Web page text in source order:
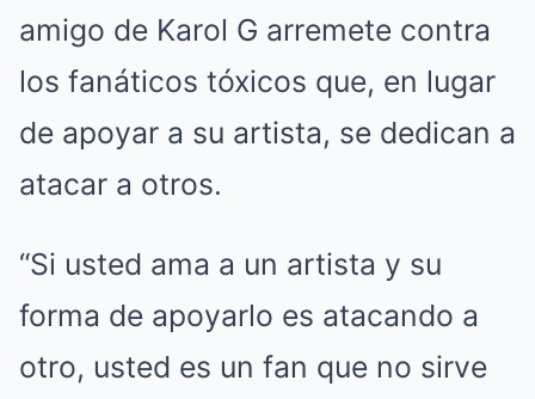
amigo de Karol G arremete contra
los fanáticos tóxicos que, en lugar
de apoyar a su artista, se dedican a
atacar a otros.
“Si usted ama a un artista y su
forma de apoyarlo es atacando a
otro, usted es un fan que no sirve